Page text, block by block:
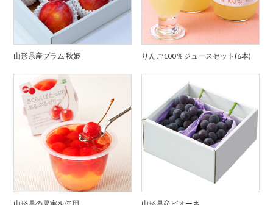
山形県産プラム 秋姫 りんご100％ジュースセット(6本)